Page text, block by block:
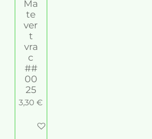
Ma
te
ver
t
vra
c
##
00
25
3,30 €
Ajouter au panier